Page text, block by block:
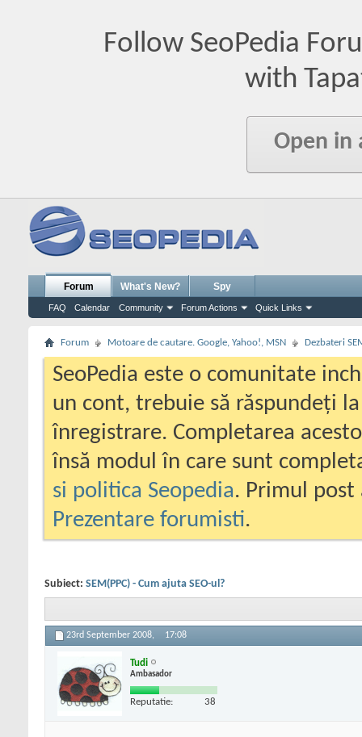
Follow SeoPedia
with
Open in
Forum
FAQ Calendar Community Forum Actions Quick Links
What's New? Spy
Forum Motoare de cautare. Google, Yahoo!, MSN Dezbateri
SeoPedia este o comunitate
un cont, trebuie să răspundeți
înregistrare. Completarea
însă modul în care sunt
si politica Seopedia. Primul
Prezentare forumisti.
Subiect: SEM(PPC) - Cum ajuta SEO-ul?
23rd September 2008, 17:08
Tudi
Ambasador
Reputatie: 38